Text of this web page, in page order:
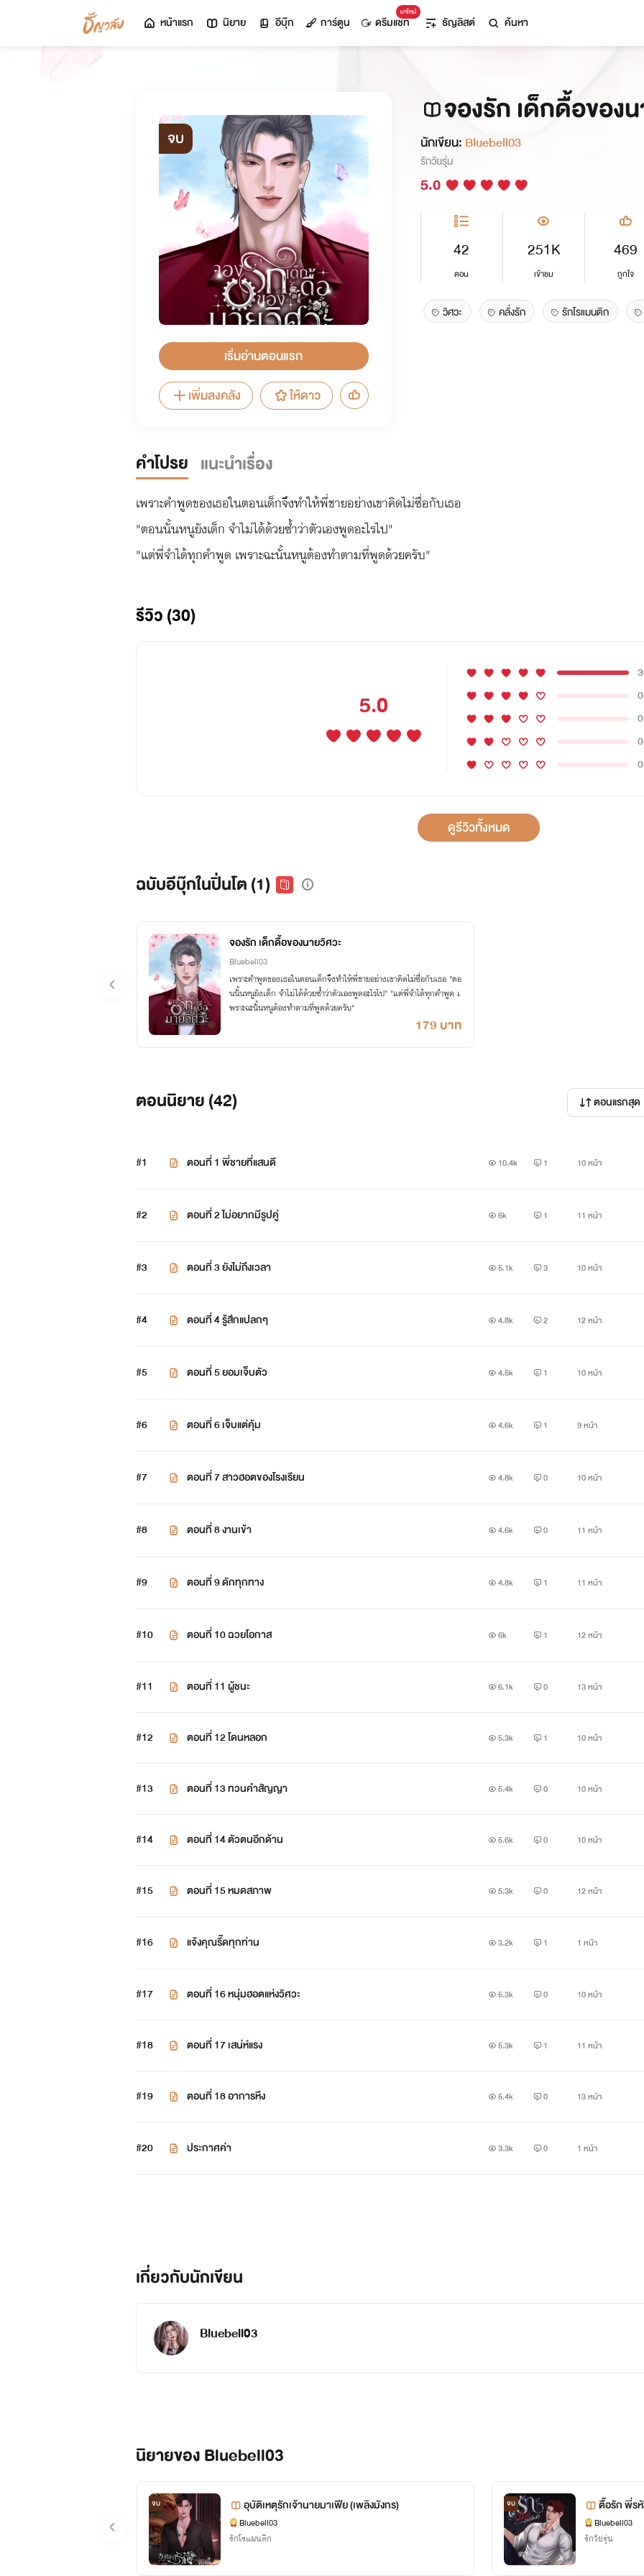
หน้าแรก นิยาย อีบุ๊ก การ์ตูน
มาใหม่
ดรีมแชท ธัญลิสต์ ค้นหา
จบ
เริ่มอ่านตอนแรก
เพิ่มลงคลัง
ให้ดาว
จองรัก เด็กดื้อของ
นักเขียน: Bluebell03
รักวัยรุ่น
5.0
42
ตอน
251K
เข้าชม
469
ถูกใจ
วิศวะ คลั่งรัก รักโรแมนติก
คำโปรย แนะนำเรื่อง
เพราะคำพูดของเธอในตอนเด็กจึงทำให้พี่ชายอย่างเขาคิดไม่ซื่อกับเธอ
"ตอนนั้นหนูยังเด็ก จำไม่ได้ด้วยซ้ำว่าตัวเองพูดอะไรไป"
รีวิว (30)
5.0
0
0
0
0
ดูรีวิวทั้งหมด
ฉบับอีบุ๊กในปิ่นโต (1)
จองรัก เด็กดื้อของนายวิศวะ
Bluebell03
เพราะคำพูดของเธอในตอนเด็กจึงทำให้พี่ชายอย่างเขาคิดไม่ซื่อกับเธอ "ตอ
นนั้นหนูยังเด็ก จำไม่ได้ด้วยซ้ำว่าตัวเองพูดอะไรไป" "แต่พี่จำได้ทุกคำพูด เ
พราะฉะนั้นหนูต้องทำตามที่พูดด้วยครับ"
179 บาท
ตอนนิยาย (42) ตอนแรกสุด
#1 ตอนที่ 1 พี่ชายที่แสนดี 10.4k 1 10 หน้า
#2 ตอนที่ 2 ไม่อยากมีรูปคู่ 6k 1 11 หน้า
#3 ตอนที่ 3 ยังไม่ถึงเวลา 5.1k 3 10 หน้า
#4 ตอนที่ 4 รู้สึกแปลกๆ 4.8k 2 12 หน้า
#5 ตอนที่ 5 ยอมเจ็บตัว 4.5k 1 10 หน้า
#6 ตอนที่ 6 เจ็บแต่คุ้ม 4.6k 1 9 หน้า
#7 ตอนที่ 7 สาวฮอตของโรงเรียน 4.8k 0 10 หน้า
#8 ตอนที่ 8 งานเข้า 4.6k 0 11 หน้า
#9 ตอนที่ 9 ดักทุกทาง 4.8k 1 11 หน้า
#10 ตอนที่ 10 ฉวยโอกาส 6k 1 12 หน้า
#11 ตอนที่ 11 ผู้ชนะ 6.1k 0 13 หน้า
#12 ตอนที่ 12 โดนหลอก 5.3k 1 10 หน้า
#13 ตอนที่ 13 ทวนคำสัญญา 5.4k 0 10 หน้า
#14 ตอนที่ 14 ตัวตนอีกด้าน 5.6k 0 10 หน้า
#15 ตอนที่ 15 หมดสภาพ 5.3k 0 12 หน้า
#16 แจ้งคุณรี๊ดทุกท่าน 3.2k 1 1 หน้า
#17 ตอนที่ 16 หนุ่มฮอตแห่งวิศวะ 5.3k 0 10 หน้า
#18 ตอนที่ 17 เสน่ห์แรง 5.3k 1 11 หน้า
#19 ตอนที่ 18 อาการหึง 5.4k 0 13 หน้า
#20 ประกาศค่า 3.3k 0 1 หน้า
เกี่ยวกับนักเขียน
Bluebell03
นิยายของ Bluebell03
จบ อุบัติเหตุรักเจ้านายมาเฟีย (เพลิงมังกร)
Bluebell03
รักโรแมนติก
จบ ตื๊อรัก พี่ร
Bluebell03
รักวัยรุ่น